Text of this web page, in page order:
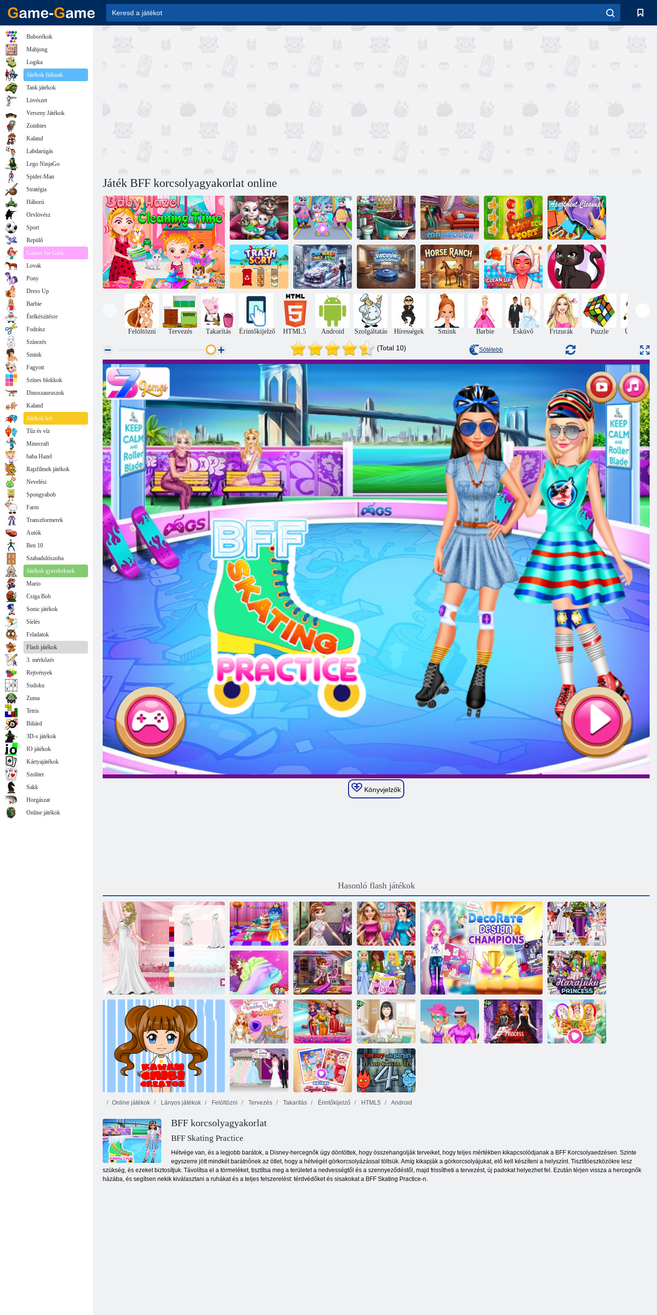
Játék BFF korcsolyagyakorlat online
Baba Hazel tisztítási idő
Angela Ikrek
Családi Nap
Panda
menedzser
Luxus fürdő
design
Bevásárlóközpont
átalakítása
Foxy Eco Sort Lakástakarítás!
Kuka rendezés
Autómosó
szimulátor
Robotporszívó:
Tisztítsa meg a
szobákat
Horse Ranch
Clean Up Mini
Games
Cat Divattervező
Felöltözni Tervezés Takarítás Érintőkijelző HTML5 Android Szolgáltatás Hírességek Smink Barbie Esküvő Frizurák Puzzle Ügyesség
(Total 10) Sötétebb
Könyvjelzők
Hasonló flash játékok
Esküvői Lily 2
Inside Out
születésnapi
parti
Híres
ruhatervező
Nails átalakítása
Fehér
karácsonyi party
Pár kézöntés
Divat cipő
tervező
Kawaii Chibi Teremtő
Maxi Ruha
hercegnő
Harajuku
hercegnő
Esküvői nap
dráma
Látogasson el a
bevásárlóközpontba
Marie Kondo
tisztítás
Esküvői ruha
Online játékok Lányos játékok Felöltözni Tervezés Takarítás Érintőkijelző HTML5 Android
BFF korcsolyagyakorlat
BFF Skating Practice
Hétvége van, és a legjobb barátok, a Disney-hercegnők úgy döntöttek, hogy összehangolják terveiket, hogy teljes mértékben kikapcsolódjanak a BFF Korcsolyaedzésen. Szinte
egyszerre jött mindkét barátnőnek az ötlet, hogy a hétvégét görkorcsolyázással töltsük. Amíg kikapják a görkorcsolyájukat, elő kell készíteni a helyszínt. Tisztítóeszközökre lesz
szükség, és ezeket biztosítjuk. Távolítsa el a törmeléket, tisztítsa meg a területet a nedvességtől és a szennyeződéstől, majd frissítheti a tervezést, új padokat helyezhet fel. Ezután térjen vissza a hercegnők
házába, és segítsen nekik kiválasztani a ruhákat és a teljes felszerelést: térdvédőket és sisakokat a BFF Skating Practice-n.
Buborékok
Mahjong
Logika
Játékok fiúknak
Tank játékok
Lövészet
Verseny Játékok
Zombies
Kaland
Labdarúgás
Lego NinjaGo
Spider-Man
Stratégia
Háború
Orvlövész
Sport
Repülő
Games for Girls
Lovak
Pony
Dress Up
Barbie
Ételkészítésre
Fodrász
Színezés
Smink
Fagyott
Színes blokkok
Dinoszauruszok
Kaland
Játékok két
Tűz és víz
Minecraft
baba Hazel
Rajzfilmek játékok
Nevelési
Spongyabob
Farm
Transzformerek
Autók
Ben 10
Szabadulószoba
Játékok gyerekeknek
Mario
Csiga Bob
Sonic játékok
Síelés
Feladatok
Flash játékok
3. mérkőzés
Rejtvények
Sudoku
Zuma
Tetris
Biliárd
3D-s játékok
IO játékok
Kártyajátékok
Szoliter
Sakk
Horgászat
Online játékok